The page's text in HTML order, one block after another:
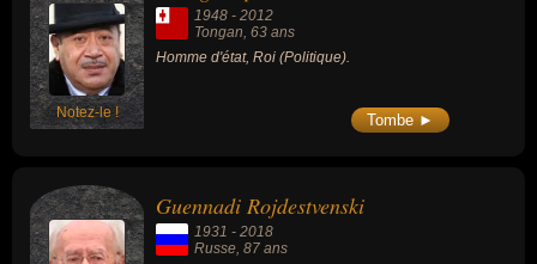
Notez-le !
1948 - 2012
Tongan, 63 ans
Homme d'état, Roi (Politique).
Tombe ►
Guennadi Rojdestvenski
1931 - 2018
Russe, 87 ans